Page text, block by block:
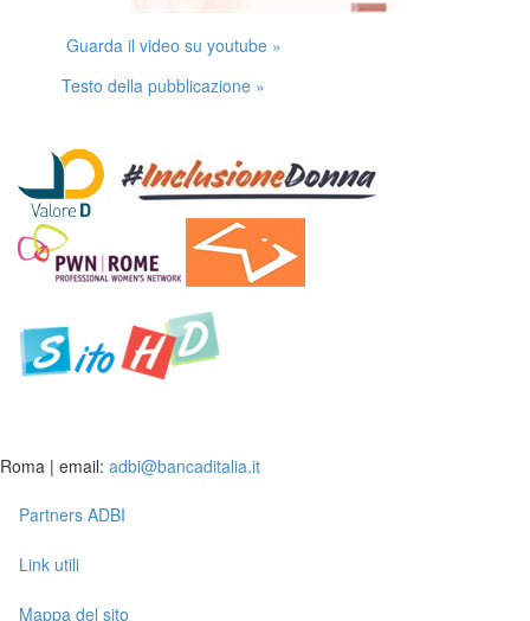
Guarda il video su youtube »
Testo della pubblicazione »
Roma | email: adbi@bancaditalia.it
Partners ADBI
Link utili
Mappa del sito